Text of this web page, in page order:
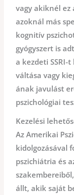
vagy akiknél ez
azoknál más
kognitív
gyógyszert is
a kezdeti SSRI-
váltása vagy
ának javulást
pszichológiai
Kezelési
Az Amerikai
kidolgozásával
pszichiátria és
állt, akik saját